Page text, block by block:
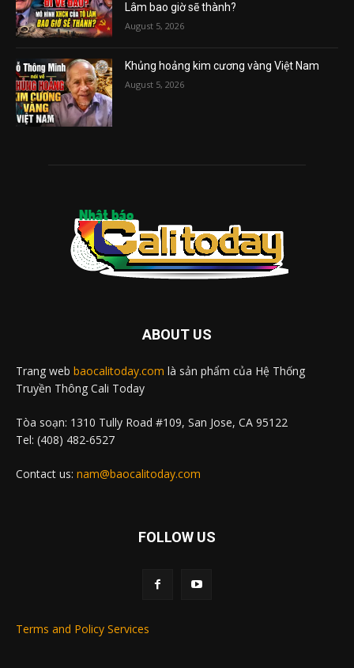
Lâm bao giờ sẽ thành?
August 5, 2026
Khủng hoảng kim cương vàng Việt Nam
August 5, 2026
ABOUT US
Trang web baocalitoday.com là sản phẩm của Hệ Thống
Truyền Thông Cali Today
Tòa soạn: 1310 Tully Road #109, San Jose, CA 95122
Tel: (408) 482-6527
Contact us: nam@baocalitoday.com
FOLLOW US
Terms and Policy Services